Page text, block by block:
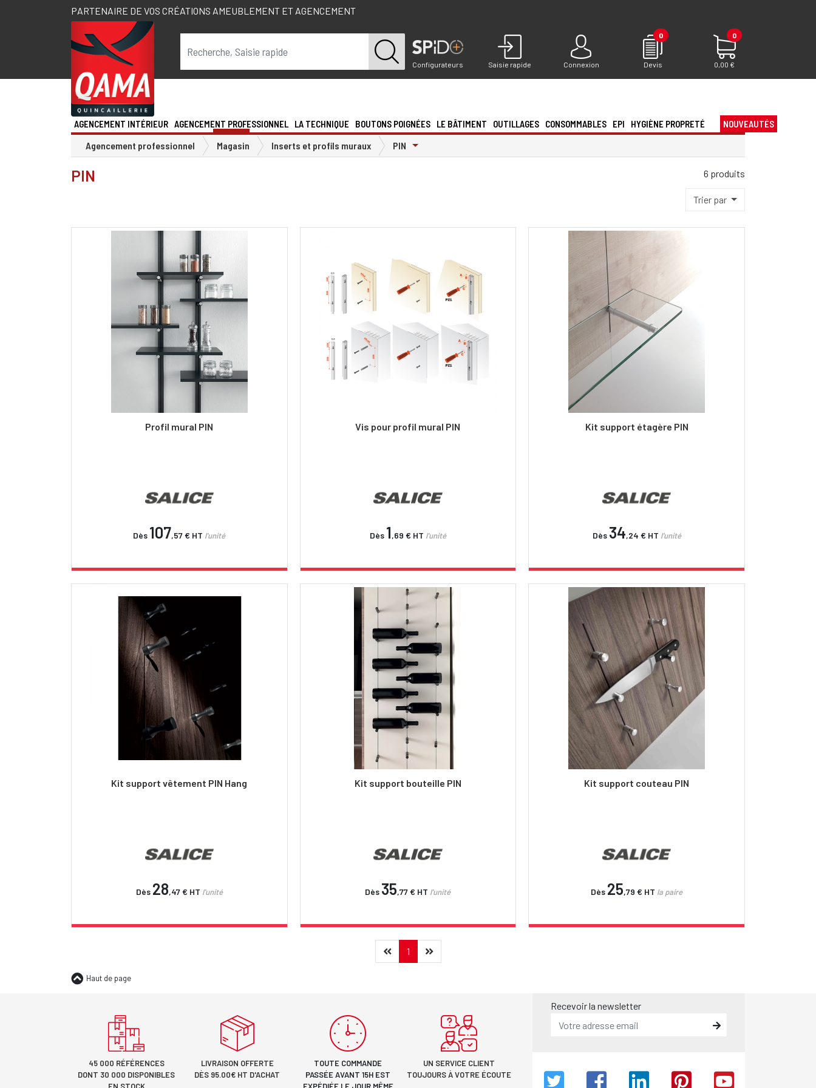
PARTENAIRE DE VOS CRÉATIONS AMEUBLEMENT ET AGENCEMENT
Configurateurs Saisie rapide Connexion
0
Devis
0
0,00 €
AGENCEMENT INTÉRIEUR AGENCEMENT PROFESSIONNEL LA TECHNIQUE BOUTONS POIGNÉES LE BÂTIMENT OUTILLAGES CONSOMMABLES EPI HYGIÈNE PROPRETÉ NOUVEAUTÉS
Agencement professionnel Magasin Inserts et profils muraux PIN Toggle Dropdown
PIN 6 produits
Trier par
Profil mural PIN
Dès 107,57 € HT l'unité
Vis pour profil mural PIN
Dès 1,69 € HT l'unité
Kit support étagère PIN
Dès 34,24 € HT l'unité
Kit support vêtement PIN Hang
Dès 28,47 € HT l'unité
Kit support bouteille PIN
Dès 35,77 € HT l'unité
Kit support couteau PIN
Dès 25,79 € HT la paire
Précédent
1(current)Suivant
Haut de page
45 000 RÉFÉRENCES
DONT 30 000 DISPONIBLES
LIVRAISON OFFERTE
DÈS 95.00€ HT D'ACHAT
TOUTE COMMANDE
PASSÉE AVANT 15H EST
UN SERVICE CLIENT
TOUJOURS À VOTRE ÉCOUTE
Recevoir la newsletter